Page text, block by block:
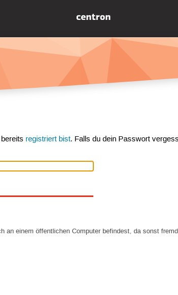
registriert bist. Falls du dein Passwort
an einem öffentlichen Computer befindest, da sonst